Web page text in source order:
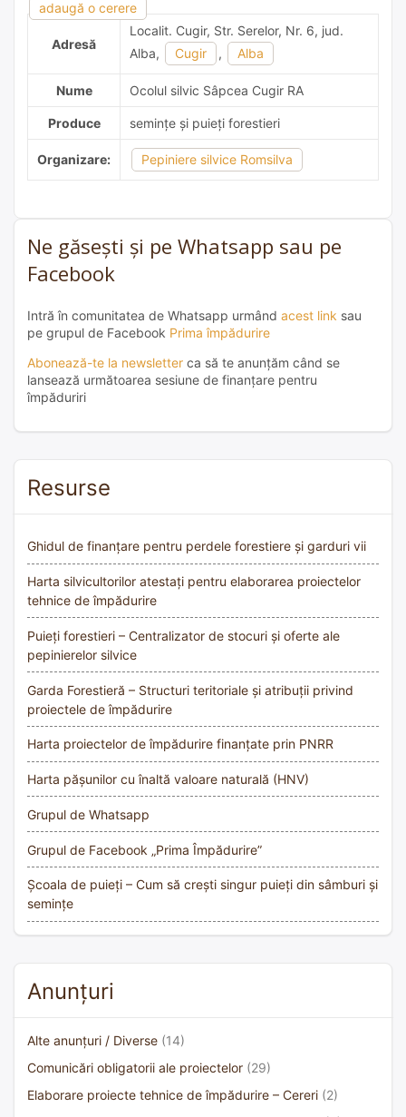
adaugă o cerere
adaugă o recomandare
Adresă
Localit. Cugir, Str. Serelor, Nr. 6, jud.
Alba,
Cugir , Alba
Nume Ocolul silvic Sâpcea Cugir RA
Produce semințe și puieți forestieri
Organizare: Pepiniere silvice Romsilva
Ne găsești și pe Whatsapp sau pe
Facebook
Intră în comunitatea de Whatsapp urmând acest link sau
pe grupul de Facebook Prima împădurire
Abonează-te la newsletter ca să te anunțăm când se
lansează următoarea sesiune de finanțare pentru
împăduriri
Resurse
Ghidul de finanțare pentru perdele forestiere și garduri vii
Harta silvicultorilor atestați pentru elaborarea proiectelor
tehnice de împădurire
Puieți forestieri – Centralizator de stocuri și oferte ale
pepinierelor silvice
Garda Forestieră – Structuri teritoriale și atribuții privind
proiectele de împădurire
Harta proiectelor de împădurire finanțate prin PNRR
Harta pășunilor cu înaltă valoare naturală (HNV)
Grupul de Whatsapp
Grupul de Facebook „Prima Împădurire”
Școala de puieți – Cum să crești singur puieți din sâmburi și
semințe
Anunțuri
Alte anunțuri / Diverse (14)
Comunicări obligatorii ale proiectelor (29)
Elaborare proiecte tehnice de împădurire – Cereri (2)